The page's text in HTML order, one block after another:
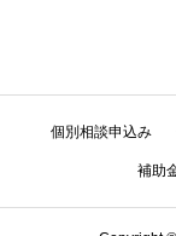
個別相談申込み
補助